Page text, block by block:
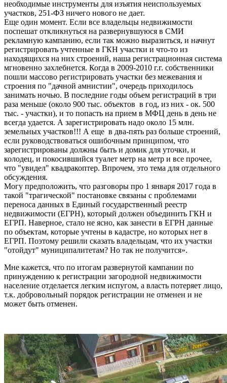
необходимые инструменты для изъятия неиспользуемых
участков, 251-ФЗ ничего нового не дает.
Еще один момент. Если все владельцы недвижимости
поспешат откликнуться на развернувшуюся в СМИ
рекламную кампанию, если так можно выразиться, и начнут
регистрировать учтенные в ГКН участки и что-то из
находящихся на них строений, наша регистрационная система
мгновенно захлебнется. Когда в 2009-2010 г.г. собственники
пошли массово регистрировать участки без межевания и
строения по "дачной амнистии", очередь приходилось
занимать ночью. В последние годы объем регистраций в три
раза меньше (около 900 тыс. объектов в год, из них - ок. 500
тыс. - участки), и то попасть на прием в МФЦ день в день не
всегда удается. А зарегистрировать надо около 15 млн.
земельных участков!!! А еще в два-пять раз больше строений,
если руководствоваться ошибочным принципом, что
зарегистрированы должны быть и домик для уточки, и
колодец, и покосившийся туалет метр на метр и все прочее,
что "увидел" квадракоптер. Впрочем, это тема для отдельного
обсуждения.
Могу предположить, что разговоры про 1 января 2017 года в
такой "трагической" постановке связаны с проблемами
переноса данных в Единый государственный реестр
недвижимости (ЕГРН), который должен объединить ГКН и
ЕГРП. Наверное, стало не ясно, как занести в ЕГРН данные
по объектам, которые учтены в кадастре, но которых нет в
ЕГРП. Поэтому решили сказать владельцам, что их участки
"отойдут" муниципалитетам? Но так не получится».
Мне кажется, что по итогам развернутой кампании по
принуждению к регистрации загородной недвижимости
население отделается легким испугом, а власть потеряет лицо,
т.к. добровольный порядок регистрации не отменен и не
может быть отменен.